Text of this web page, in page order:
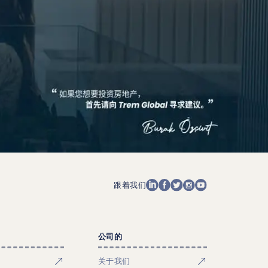
跟着我们
公司的
关于我们